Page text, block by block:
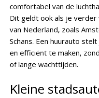
comfortabel van de
Dit geldt ook als je
van Nederland, zoals
Schans. Een huurauto
en efficiënt te maken,
of lange wachttijden.
Kleine